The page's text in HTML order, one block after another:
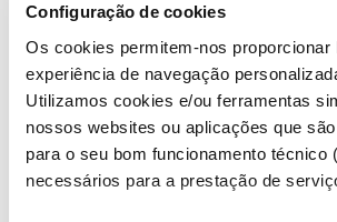
Configuração de cookies
Os cookies permitem-nos proporcionar
experiência de navegação
Utilizamos cookies e/ou ferramentas
nossos websites ou aplicações que
para o seu bom funcionamento técnico
necessários para a prestação de
Jose Rodrigues
Bom dia !eu tenho telefone fixo mas com
para o móvel isso tem custos ?por exemplo
estou a pagar?agradeço resposta obrigado
Bom dia, se tem reencaminhamento de
telemóvel, o custo será o de uma chamada
fixo para um telemóvel, conforme o seu